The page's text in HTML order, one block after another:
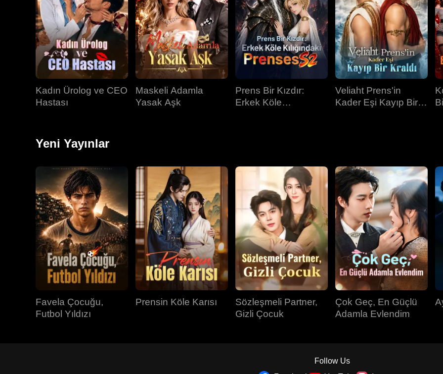
Kadın Ürolog ve CEO
Hastası
Maskeli Adamla
Yasak Aşk
Prens Bir Kızdır:
Erkek Köle
Veliaht Prens'in
Kader Eşi Kayıp Bir
Yeni Yayınlar
Favela Çocuğu,
Futbol Yıldızı
Prensin Köle Karısı
Sözleşmeli Partner,
Gizli Çocuk
Çok Geç, En Güçlü
Adamla Evlendim
Follow Us